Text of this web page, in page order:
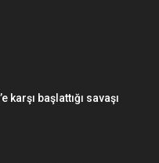
karşı başlattığı savaşı